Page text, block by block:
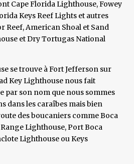
Cape Florida Lighthouse, Fowey
Keys Reef Lights et autres
Reef, American Shoal et Sand
et Dry Tortugas National
se trouve à Fort Jefferson sur
Key Lighthouse nous fait
par son nom que nous sommes
dans les caraîbes mais bien
des boucaniers comme Boca
Lighthouse, Port Boca
Lighthouse ou Keys